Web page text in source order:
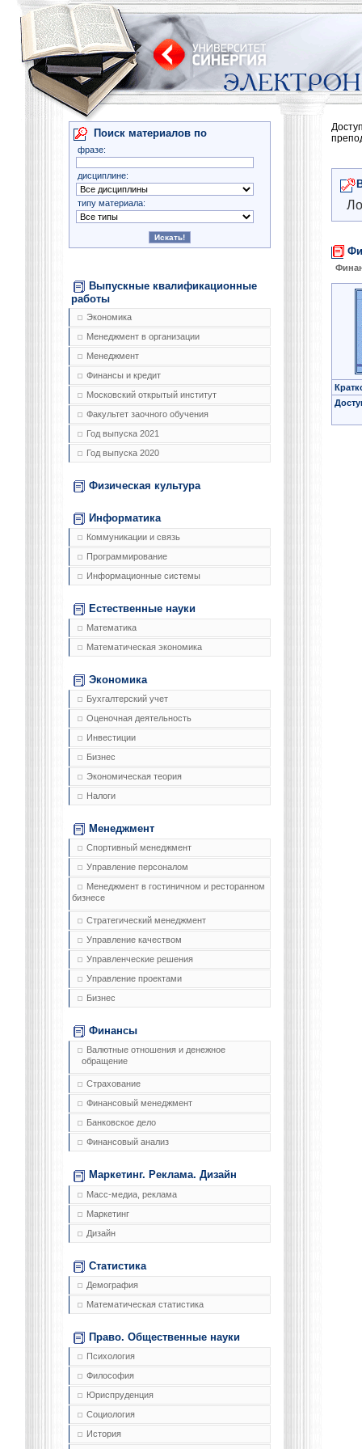
Поиск материалов по
фразе:
дисциплине:
типу материала:
Выпускные квалификационные
работы
Экономика
Менеджмент в организации
Менеджмент
Финансы и кредит
Московский открытый институт
Факультет заочного обучения
Год выпуска 2021
Год выпуска 2020
Физическая культура
Информатика
Коммуникации и связь
Программирование
Информационные системы
Естественные науки
Математика
Математическая экономика
Экономика
Бухгалтерский учет
Оценочная деятельность
Инвестиции
Бизнес
Экономическая теория
Налоги
Менеджмент
Спортивный менеджмент
Управление персоналом
Менеджмент в гостиничном и ресторанном
бизнесе
Стратегический менеджмент
Управление качеством
Управленческие решения
Управление проектами
Бизнес
Финансы
Валютные отношения и денежное
обращение
Страхование
Финансовый менеджмент
Банковское дело
Финансовый анализ
Маркетинг. Реклама. Дизайн
Масс-медиа, реклама
Маркетинг
Дизайн
Статистика
Демография
Математическая статистика
Право. Общественные науки
Психология
Философия
Юриспруденция
Социология
История